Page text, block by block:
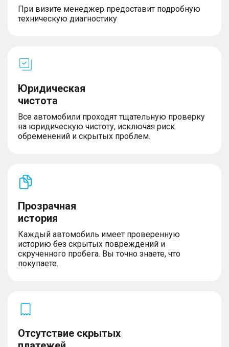
При визите менеджер предоставит подробную
техническую диагностику
Юридическая
чистота
Все автомобили проходят тщательную проверку
на юридическую чистоту, исключая риск
обременений и скрытых проблем.
Прозрачная
история
Каждый автомобиль имеет проверенную
историю без скрытых повреждений и
скрученного пробега. Вы точно знаете, что
покупаете.
Отсутствие скрытых